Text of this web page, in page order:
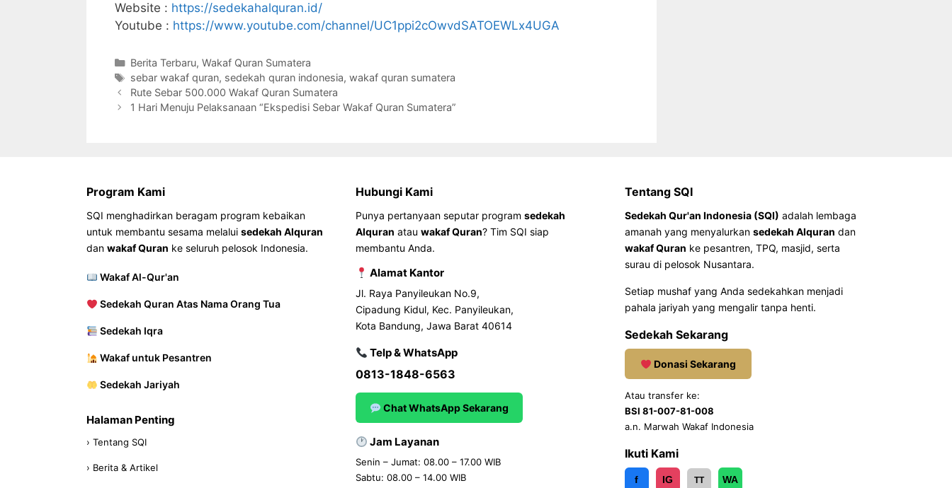
Website : https://sedekahalquran.id/
Youtube : https://www.youtube.com/channel/UC1ppi2cOwvdSATOEWLx4UGA
Kategori
Berita Terbaru, Wakaf Quran Sumatera
Tag
sebar wakaf quran, sedekah quran indonesia, wakaf quran sumatera
Rute Sebar 500.000 Wakaf Quran Sumatera
1 Hari Menuju Pelaksanaan “Ekspedisi Sebar Wakaf Quran Sumatera”
Program Kami
SQI menghadirkan beragam program kebaikan
untuk membantu sesama melalui sedekah Alquran
dan wakaf Quran ke seluruh pelosok Indonesia.
Wakaf Al-Qur'an
Sedekah Quran Atas Nama Orang Tua
Sedekah Iqra
Wakaf untuk Pesantren
Sedekah Jariyah
Halaman Penting
› Tentang SQI
› Berita & Artikel
Hubungi Kami
Punya pertanyaan seputar program sedekah
Alquran atau wakaf Quran? Tim SQI siap
membantu Anda.
Alamat Kantor
Jl. Raya Panyileukan No.9,
Cipadung Kidul, Kec. Panyileukan,
Kota Bandung, Jawa Barat 40614
Telp & WhatsApp
0813-1848-6563
Chat WhatsApp Sekarang
Jam Layanan
Senin – Jumat: 08.00 – 17.00 WIB
Sabtu: 08.00 – 14.00 WIB
Tentang SQI
Sedekah Qur'an Indonesia (SQI) adalah lembaga
amanah yang menyalurkan sedekah Alquran dan
wakaf Quran ke pesantren, TPQ, masjid, serta
surau di pelosok Nusantara.
Setiap mushaf yang Anda sedekahkan menjadi
pahala jariyah yang mengalir tanpa henti.
Sedekah Sekarang
Donasi Sekarang
Atau transfer ke:
BSI 81-007-81-008
a.n. Marwah Wakaf Indonesia
Ikuti Kami
f IG TT WA